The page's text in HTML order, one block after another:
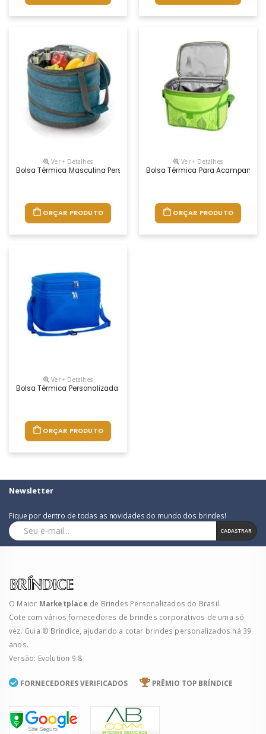
Ver + Detalhes
Bolsa Térmica Masculina Personalizada. Dobrável, Super Resistente
ORÇAR PRODUTO
Ver + Detalhes
Bolsa Térmica Para
ORÇAR PRODUTO
Ver + Detalhes
Bolsa Térmica Personalizada Com Divisória, Confeccionada Em
ORÇAR PRODUTO
Newsletter
Fique por dentro de todas as novidades do mundo dos brindes!
CADASTRAR
O Maior Marketplace de Brindes Personalizados do Brasil.
Cote com vários fornecedores de brindes corporativos de uma só
vez. Guia ® Bríndice, ajudando a cotar brindes personalizados há 39
anos.
Versão: Evolution 9.8
FORNECEDORES VERIFICADOS PRÊMIO TOP BRÍNDICE